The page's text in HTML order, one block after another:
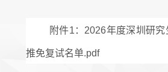
附件1：2026年度深圳研
推免复试名单.pdf